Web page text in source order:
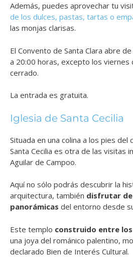
Además, puedes aprovechar tu
de los dulces, pastas, tartas o
las monjas clarisas.
El Convento de Santa Clara abre
a 20:00 horas, excepto los viernes
cerrado.
La entrada es gratuita.
Iglesia de Santa Cecilia
Situada en una colina a los pies del
Santa Cecilia es otra de las visitas
Aguilar de Campoo.
Aquí no sólo podrás descubrir la
arquitectura, también disfrutar
panorámicas del entorno desde
Este templo construido entre
una joya del románico palentino,
declarado Bien de Interés Cultural.